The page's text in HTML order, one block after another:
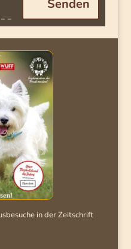
Senden
in der Zeitschrift